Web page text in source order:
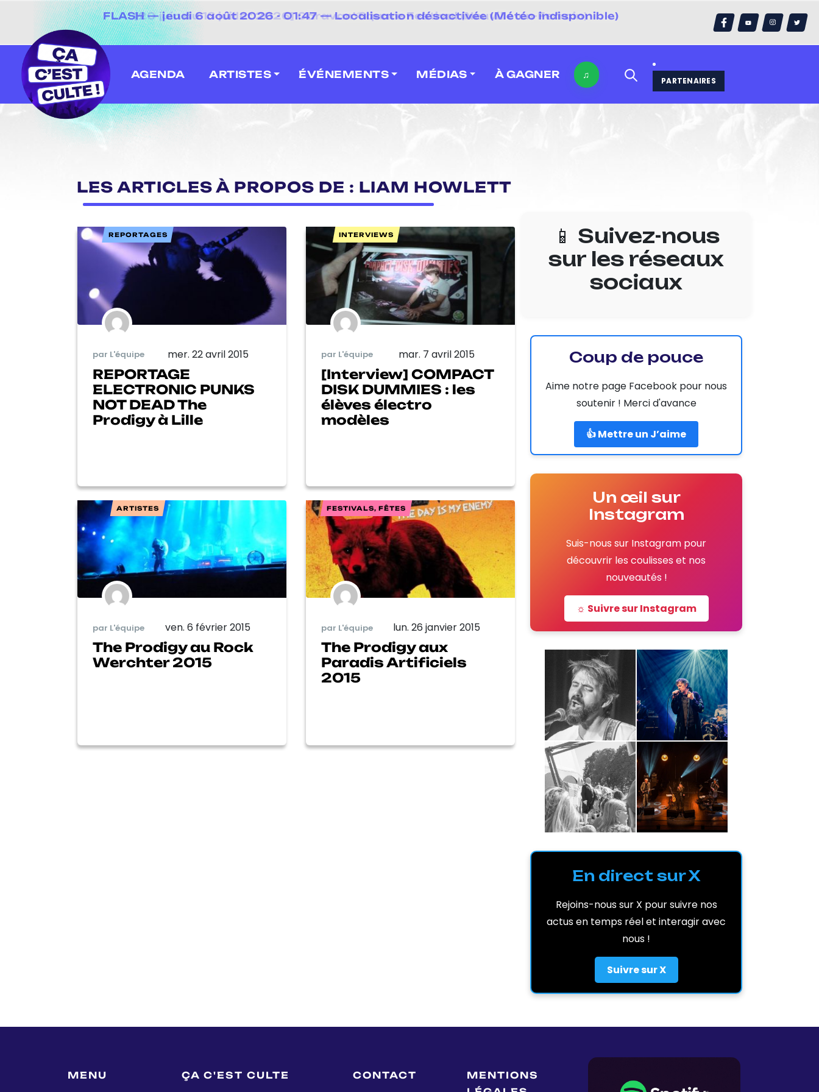
⚡
FLASH — jeudi 6 août 2026 - 01:47 — Localisation désactivée (Météo indisponible)
[20 juin au 13 juillet 2026] Caravan' Square Festival (Neuville-en-Ferrain)
AGENDA ARTISTES ÉVÉNEMENTS MÉDIAS À GAGNER ♫
PARTENAIRES
LES ARTICLES À PROPOS DE : LIAM HOWLETT
REPORTAGES
par L'équipe mer. 22 avril 2015
REPORTAGE
ELECTRONIC PUNKS
NOT DEAD The
Prodigy à Lille
INTERVIEWS
par L'équipe mar. 7 avril 2015
[Interview] COMPACT
DISK DUMMIES : les
élèves électro
modèles
ARTISTES
par L'équipe ven. 6 février 2015
The Prodigy au Rock
Werchter 2015
FESTIVALS, FÊTES
par L'équipe lun. 26 janvier 2015
The Prodigy aux
Paradis Artificiels
2015
📱 Suivez-nous
sur les réseaux
sociaux
Coup de pouce
Aime notre page Facebook pour nous
soutenir ! Merci d'avance
👍 Mettre un J’aime
Un œil sur
Instagram
Suis-nous sur Instagram pour
découvrir les coulisses et nos
nouveautés !
☼ Suivre sur Instagram
En direct sur X
Rejoins-nous sur X pour suivre nos
actus en temps réel et interagir avec
nous !
Suivre sur X
MENU ÇA C'EST CULTE CONTACT
MENTIONS